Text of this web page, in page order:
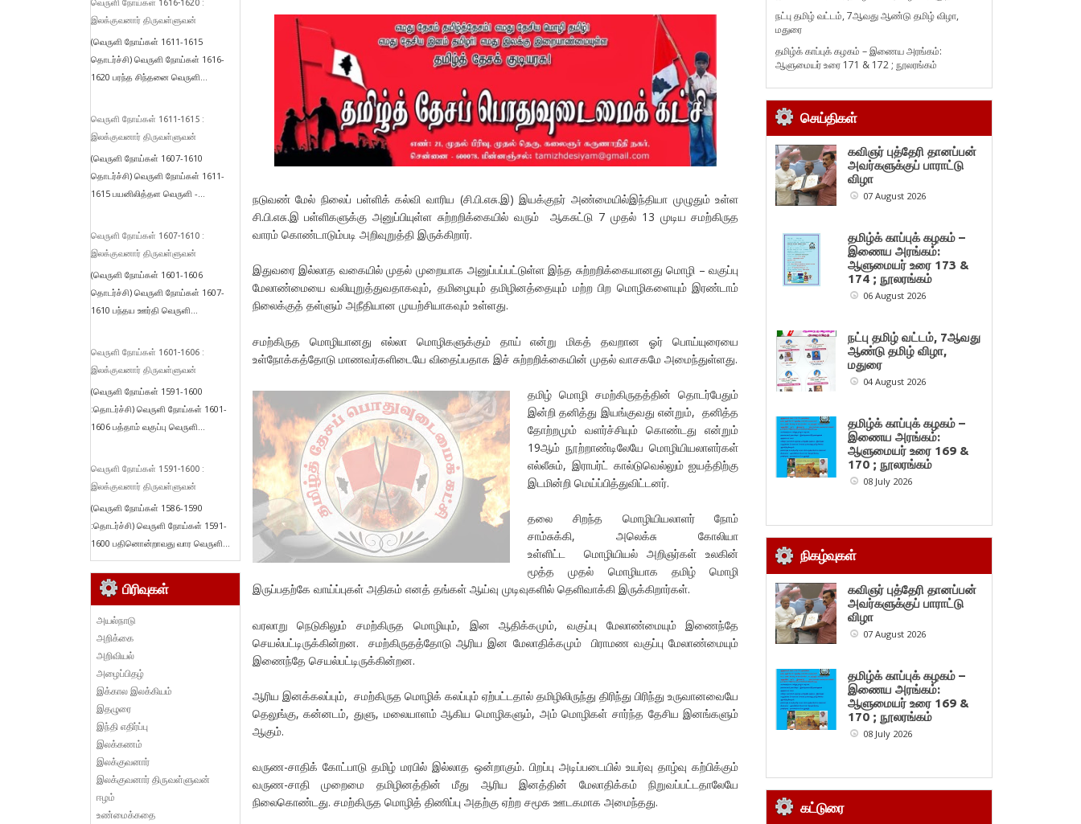
நடுவண் மேல் நிலைப் பள்ளிக் கல்வி வாரிய (சி.பி.எசு.இ) இயக்குநர் அண்மையில்இந்தியா முழுதும் உள்ள
சி.பி.எசு.இ பள்ளிகளுக்கு அனுப்பியுள்ள சுற்றறிக்கையில் வரும் ஆகசுட்டு 7 முதல் 13 முடிய சமற்கிருத
வாரம் கொண்டாடும்படி அறிவுறுத்தி இருக்கிறார்.
இதுவரை இல்லாத வகையில் முதல் முறையாக அனுப்பப்பட்டுள்ள இந்த சுற்றறிக்கையானது மொழி – வகுப்பு
மேலாண்மையை வலியுறுத்துவதாகவும், தமிழையும் தமிழினத்தையும் மற்ற பிற மொழிகளையும் இரண்டாம்
நிலைக்குத் தள்ளும் அநீதியான முயற்சியாகவும் உள்ளது.
சமற்கிருத மொழியானது எல்லா மொழிகளுக்கும் தாய் என்று மிகத் தவறான ஓர் பொய்யுரையை
உள்நோக்கத்தோடு மாணவர்களிடையே விதைப்பதாக இச் சுற்றறிக்கையின் முதல் வாசகமே அமைந்துள்ளது.
தமிழ் மொழி சமற்கிருதத்தின் தொடர்பேதும்
இன்றி தனித்து இயங்குவது என்றும், தனித்த
தோற்றமும் வளர்ச்சியும் கொண்டது என்றும்
19ஆம் நூற்றாண்டிலேயே மொழியியலாளர்கள்
எல்லீசும், இராபர்ட் கால்டுவெல்லும் ஐயத்திற்கு
இடமின்றி மெய்ப்பித்துவிட்டனர்.
தலை சிறந்த மொழியியலாளர் நோம்
சாம்சுக்கி, அலெக்சு கோலியா
உள்ளிட்ட மொழியியல் அறிஞர்கள் உலகின்
மூத்த முதல் மொழியாக தமிழ் மொழி
இருப்பதற்கே வாய்ப்புகள் அதிகம் எனத் தங்கள் ஆய்வு முடிவுகளில் தெளிவாக்கி இருக்கிறார்கள்.
வரலாறு நெடுகிலும் சமற்கிருத மொழியும், இன ஆதிக்கமும், வகுப்பு மேலாண்மையும் இணைந்தே
செயல்பட்டிருக்கின்றன. சமற்கிருதத்தோடு ஆரிய இன மேலாதிக்கமும் பிராமண வகுப்பு மேலாண்மையும்
இணைந்தே செயல்பட்டிருக்கின்றன.
ஆரிய இனக்கலப்பும், சமற்கிருத மொழிக் கலப்பும் ஏற்பட்டதால் தமிழிலிருந்து திரிந்து பிரிந்து உருவானவையே
தெலுங்கு, கன்னடம், துளு, மலையாளம் ஆகிய மொழிகளும், அம் மொழிகள் சார்ந்த தேசிய இனங்களும்
ஆகும்.
வருண-சாதிக் கோட்பாடு தமிழ் மரபில் இல்லாத ஒன்றாகும். பிறப்பு அடிப்படையில் உயர்வு தாழ்வு கற்பிக்கும்
வருண-சாதி முறைமை தமிழினத்தின் மீது ஆரிய இனத்தின் மேலாதிக்கம் நிறுவப்பட்டதாலேயே
நிலைகொண்டது. சமற்கிருத மொழித் திணிப்பு அதற்கு ஏற்ற சமூக ஊடகமாக அமைந்தது.
வெருளி நோய்கள் 1616-1620 :
இலக்குவனார் திருவள்ளுவன்
(வெருளி நோய்கள் 1611-1615
தொடர்ச்சி) வெருளி நோய்கள் 1616-
1620 பரந்த சிந்தனை வெருளி...
வெருளி நோய்கள் 1611-1615 :
இலக்குவனார் திருவள்ளுவன்
(வெருளி நோய்கள் 1607-1610
தொடர்ச்சி) வெருளி நோய்கள் 1611-
1615 பயனிலித்தள வெருளி -...
வெருளி நோய்கள் 1607-1610 :
இலக்குவனார் திருவள்ளுவன்
(வெருளி நோய்கள் 1601-1606
தொடர்ச்சி) வெருளி நோய்கள் 1607-
1610 பந்தய ஊர்தி வெருளி...
வெருளி நோய்கள் 1601-1606 :
இலக்குவனார் திருவள்ளுவன்
(வெருளி நோய்கள் 1591-1600
:தொடர்ச்சி) வெருளி நோய்கள் 1601-
1606 பத்தாம் வகுப்பு வெருளி...
வெருளி நோய்கள் 1591-1600 :
இலக்குவனார் திருவள்ளுவன்
(வெருளி நோய்கள் 1586-1590
:தொடர்ச்சி) வெருளி நோய்கள் 1591-
1600 பதினொன்றாவது வார வெருளி...
பிரிவுகள்
அயல்நாடு
அறிக்கை
அறிவியல்
அழைப்பிதழ்
இக்கால இலக்கியம்
இதழுரை
இந்தி எதிர்ப்பு
இலக்கணம்
இலக்குவனார்
இலக்குவனார் திருவள்ளுவன்
ஈழம்
உண்மைக்கதை
நட்பு தமிழ் வட்டம், 7ஆவது ஆண்டு தமிழ் விழா,
மதுரை
தமிழ்க் காப்புக் கழகம் – இணைய அரங்கம்:
ஆளுமையர் உரை 171 & 172 ; நூலரங்கம்
செய்திகள்
கவிஞர் புத்தேரி தானப்பன்
அவர்களுக்குப் பாராட்டு
விழா
07 August 2026
தமிழ்க் காப்புக் கழகம் –
இணைய அரங்கம்:
ஆளுமையர் உரை 173 &
174 ; நூலரங்கம்
06 August 2026
நட்பு தமிழ் வட்டம், 7ஆவது
ஆண்டு தமிழ் விழா,
மதுரை
04 August 2026
தமிழ்க் காப்புக் கழகம் –
இணைய அரங்கம்:
ஆளுமையர் உரை 169 &
170 ; நூலரங்கம்
08 July 2026
நிகழ்வுகள்
கவிஞர் புத்தேரி தானப்பன்
அவர்களுக்குப் பாராட்டு
விழா
07 August 2026
தமிழ்க் காப்புக் கழகம் –
இணைய அரங்கம்:
ஆளுமையர் உரை 169 &
170 ; நூலரங்கம்
08 July 2026
கட்டுரை